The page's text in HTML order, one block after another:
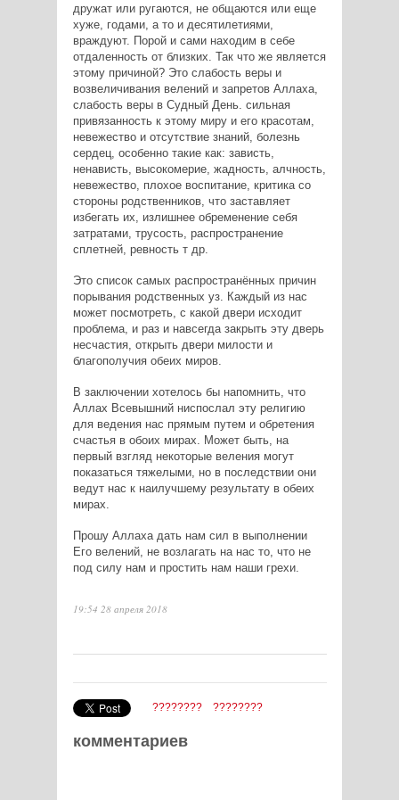
дружат или ругаются, не общаются или еще
хуже, годами, а то и десятилетиями,
враждуют. Порой и сами находим в себе
отдаленность от близких. Так что же является
этому причиной? Это слабость веры и
возвеличивания велений и запретов Аллаха,
слабость веры в Судный День. сильная
привязанность к этому миру и его красотам,
невежество и отсутствие знаний, болезнь
сердец, особенно такие как: зависть,
ненависть, высокомерие, жадность, алчность,
невежество, плохое воспитание, критика со
стороны родственников, что заставляет
избегать их, излишнее обременение себя
затратами, трусость, распространение
сплетней, ревность т др.
Это список самых распространённых причин
порывания родственных уз. Каждый из нас
может посмотреть, с какой двери исходит
проблема, и раз и навсегда закрыть эту дверь
несчастия, открыть двери милости и
благополучия обеих миров.
В заключении хотелось бы напомнить, что
Аллах Всевышний ниспослал эту религию
для ведения нас прямым путем и обретения
счастья в обоих мирах. Может быть, на
первый взгляд некоторые веления могут
показаться тяжелыми, но в последствии они
ведут нас к наилучшему результату в обеих
мирах.
Прошу Аллаха дать нам сил в выполнении
Его велений, не возлагать на нас то, что не
под силу нам и простить нам наши грехи.
19:54 28 апреля 2018
???????? ????????
комментариев